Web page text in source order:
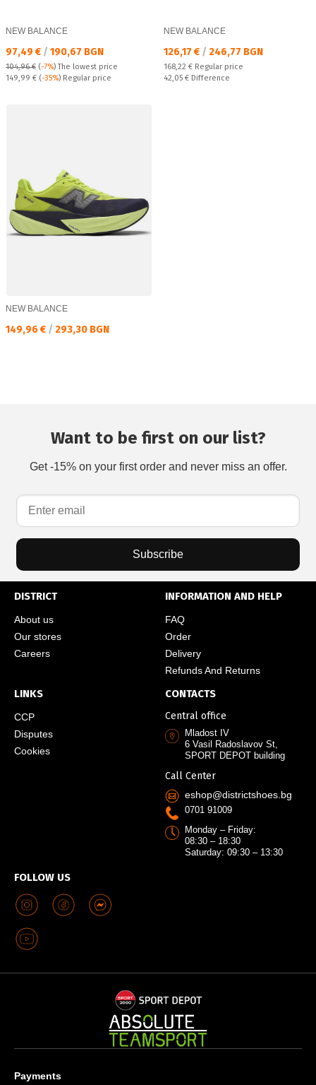
NEW BALANCE
Текуща цена:
97,49 € / 190,67 BGN
104,96 € (-7%)The lowest price
Regular price:
149,99 € (-35%) Regular price
NEW BALANCE
Текуща цена:
126,17 € / 246,77 BGN
Regular price:
168,22 € Regular price
Спестявате:
42,05 € Difference
NEW BALANCE
Текуща цена:
149,96 € / 293,30 BGN
Want to be first on our list?
Get -15% on your first order and never miss an offer.
Subscribe
DISTRICT
About us
Our stores
Careers
INFORMATION AND HELP
FAQ
Order
Delivery
Refunds And Returns
LINKS
CCP
Disputes
Cookies
FOLLOW US
CONTACTS
Central office
Mladost IV
6 Vasil Radoslavov St,
SPORT DEPOT building
Call Center
eshop@districtshoes.bg
0701 91009
Monday – Friday:
08:30 – 18:30
Saturday: 09:30 – 13:30
Payments